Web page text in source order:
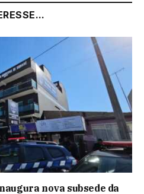
nova subsede da